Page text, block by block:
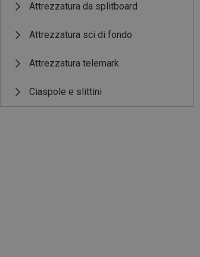
Attrezzatura da splitboard
Attrezzatura sci di fondo
Attrezzatura telemark
Ciaspole e slittini